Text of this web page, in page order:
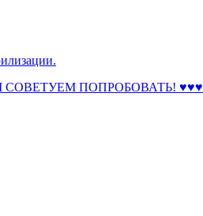
ПОПРОБОВАТЬ! ♥♥♥